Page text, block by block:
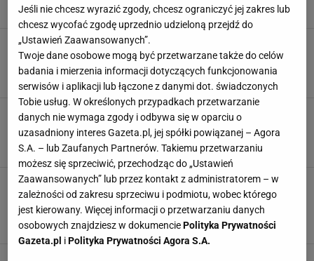
DANIA OBIADOWE NEWS OBIADY DOMOWE
Tę zupę będziesz robić całą jesień. Dodaj
aromatyczny ser, teściowa poprosi o przepis
DANIA OBIADOWE DYNIA NEWS
Ta zupa rozgrzeje lepiej niż wełniany sweter.
Rodzina ustawi się w kolejce po dokładkę
DYNIA NEWS ZUPA DYNIOWA
Ten przepis na zupę dyniową dostałam od
sąsiadki. Dzięki jednemu składnikowi danie
jest nieziemskie
DYNIA JESIEŃ MLECZKO KOKOSOWE
Jeśli nie chcesz wyrazić zgody, chcesz ograniczyć jej zakres lub
chcesz wycofać zgodę uprzednio udzieloną przejdź do
„Ustawień Zaawansowanych”.
Twoje dane osobowe mogą być przetwarzane także do celów
badania i mierzenia informacji dotyczących funkcjonowania
serwisów i aplikacji lub łączone z danymi dot. świadczonych
Tobie usług. W określonych przypadkach przetwarzanie
danych nie wymaga zgody i odbywa się w oparciu o
uzasadniony interes Gazeta.pl, jej spółki powiązanej – Agora
S.A. – lub Zaufanych Partnerów. Takiemu przetwarzaniu
możesz się sprzeciwić, przechodząc do „Ustawień
Zaawansowanych” lub przez kontakt z administratorem – w
zależności od zakresu sprzeciwu i podmiotu, wobec którego
jest kierowany. Więcej informacji o przetwarzaniu danych
osobowych znajdziesz w dokumencie Polityka Prywatności
Gazeta.pl i Polityka Prywatności Agora S.A.